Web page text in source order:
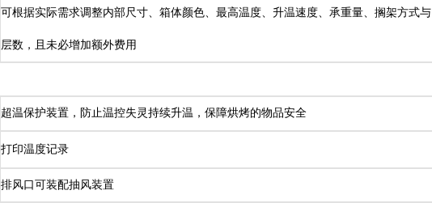
可根据实际需求调整内部尺寸、箱体颜色、最高温度、升温速度、承重量、搁架方式与
层数，且未必增加额外费用
超温保护装置，防止温控失灵持续升温，保障烘烤的物品安全
打印温度记录
排风口可装配抽风装置